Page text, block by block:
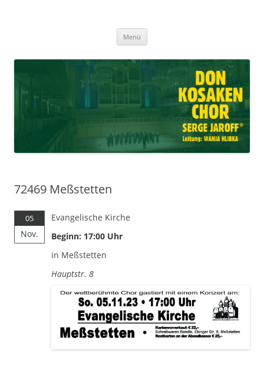
Leitung: Wanja Hlibka
Menü
72469 Meßstetten
05
Nov.
Evangelische Kirche
Beginn: 17:00 Uhr
in Meßstetten
Hauptstr. 8